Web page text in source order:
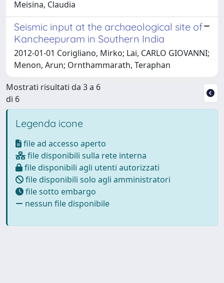
Meisina, Claudia
Seismic input at the archaeological site of
Kancheepuram in Southern India
2012-01-01 Corigliano, Mirko; Lai, CARLO GIOVANNI;
Menon, Arun; Ornthammarath, Teraphan
Mostrati risultati da 3 a 6
di 6
Legenda icone
file ad accesso aperto
file disponibili sulla rete interna
file disponibili agli utenti autorizzati
file disponibili solo agli amministratori
file sotto embargo
nessun file disponibile